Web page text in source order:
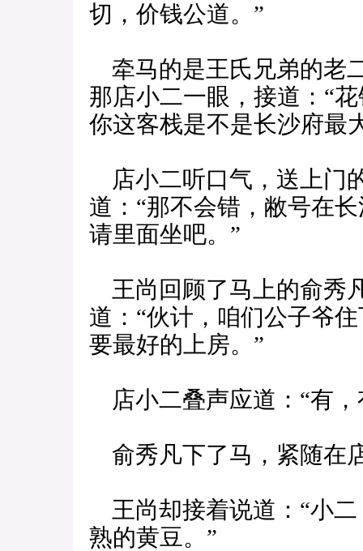
切，价钱公道。”
牵马的是王氏兄弟的老
那店小二一眼，接道：“
你这客栈是不是长沙府最
店小二听口气，送上门
道：“那不会错，敝号在
请里面坐吧。”
王尚回顾了马上的俞秀
道：“伙计，咱们公子爷
要最好的上房。”
店小二叠声应道：“有，
俞秀凡下了马，紧随在
王尚却接着说道：“小
熟的黄豆。”